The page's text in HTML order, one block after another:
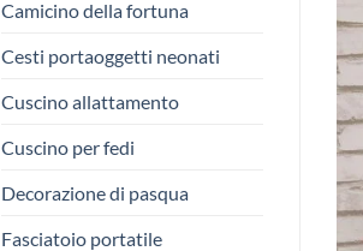
Camicino della fortuna
Cesti portaoggetti neonati
Cuscino allattamento
Cuscino per fedi
Decorazione di pasqua
Fasciatoio portatile